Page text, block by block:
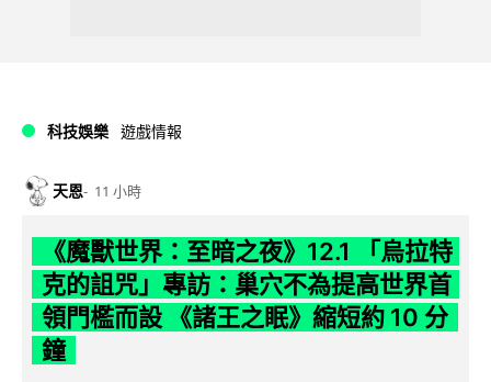
科技娛樂 遊戲情報
天恩 11 小時
《魔獸世界：至暗之夜》12.1 「烏拉特
克的詛咒」專訪：巢穴不為提高世界首
領門檻而設 《諸王之眠》縮短約 10 分
鐘